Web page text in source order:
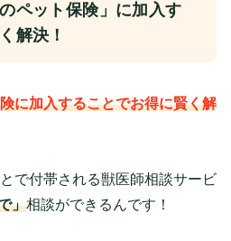
ペット保険」に加入す
解決！
に加入することでお得に賢く解
で付帯される獣医師相談サービ
」相談ができるんです！